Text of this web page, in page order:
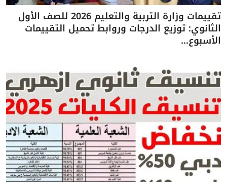
تقييمات وزارة التربية والتعليم 2026 للصف الأول
الثانوي: توزيع الدرجات وروابط تحميل التقييمات
الأسبوع...